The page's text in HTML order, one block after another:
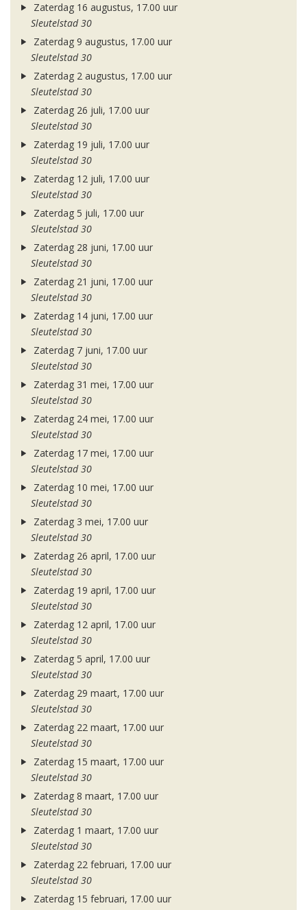
Zaterdag 16 augustus, 17.00 uur
Sleutelstad 30
Zaterdag 9 augustus, 17.00 uur
Sleutelstad 30
Zaterdag 2 augustus, 17.00 uur
Sleutelstad 30
Zaterdag 26 juli, 17.00 uur
Sleutelstad 30
Zaterdag 19 juli, 17.00 uur
Sleutelstad 30
Zaterdag 12 juli, 17.00 uur
Sleutelstad 30
Zaterdag 5 juli, 17.00 uur
Sleutelstad 30
Zaterdag 28 juni, 17.00 uur
Sleutelstad 30
Zaterdag 21 juni, 17.00 uur
Sleutelstad 30
Zaterdag 14 juni, 17.00 uur
Sleutelstad 30
Zaterdag 7 juni, 17.00 uur
Sleutelstad 30
Zaterdag 31 mei, 17.00 uur
Sleutelstad 30
Zaterdag 24 mei, 17.00 uur
Sleutelstad 30
Zaterdag 17 mei, 17.00 uur
Sleutelstad 30
Zaterdag 10 mei, 17.00 uur
Sleutelstad 30
Zaterdag 3 mei, 17.00 uur
Sleutelstad 30
Zaterdag 26 april, 17.00 uur
Sleutelstad 30
Zaterdag 19 april, 17.00 uur
Sleutelstad 30
Zaterdag 12 april, 17.00 uur
Sleutelstad 30
Zaterdag 5 april, 17.00 uur
Sleutelstad 30
Zaterdag 29 maart, 17.00 uur
Sleutelstad 30
Zaterdag 22 maart, 17.00 uur
Sleutelstad 30
Zaterdag 15 maart, 17.00 uur
Sleutelstad 30
Zaterdag 8 maart, 17.00 uur
Sleutelstad 30
Zaterdag 1 maart, 17.00 uur
Sleutelstad 30
Zaterdag 22 februari, 17.00 uur
Sleutelstad 30
Zaterdag 15 februari, 17.00 uur